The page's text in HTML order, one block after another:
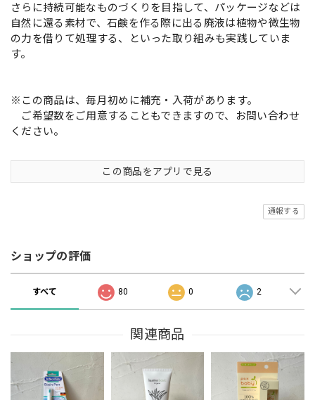
さらに持続可能なものづくりを目指して、パッケージなどは
自然に還る素材で、石鹸を作る際に出る廃液は植物や微生物
の力を借りて処理する、といった取り組みも実践していま
す。
※この商品は、毎月初めに補充・入荷があります。
ご希望数をご用意することもできますので、お問い合わせ
ください。
この商品をアプリで見る
通報する
ショップの評価
すべて 80 0 2
関連商品